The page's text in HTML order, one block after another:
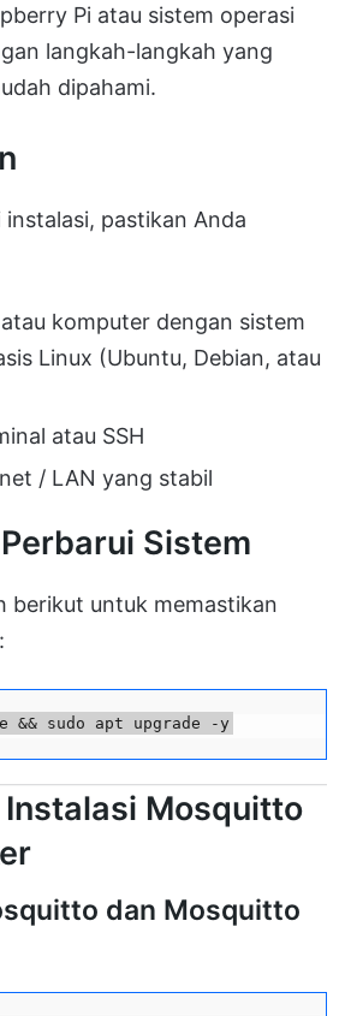
Pi atau sistem operasi
langkah-langkah yang
dipahami.
instalasi, pastikan Anda
komputer dengan sistem
Linux (Ubuntu, Debian, atau
atau SSH
/ LAN yang stabil
Sistem
berikut untuk memastikan
&& sudo apt upgrade -y
Mosquitto
dan Mosquitto